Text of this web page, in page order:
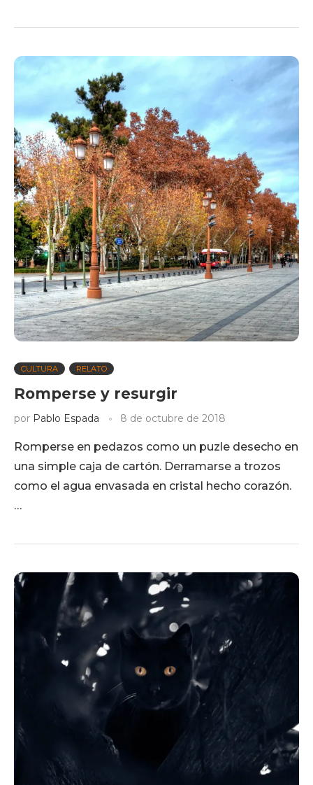
CULTURA RELATO
Romperse y resurgir
por Pablo Espada 8 de octubre de 2018
Romperse en pedazos como un puzle desecho en
una simple caja de cartón. Derramarse a trozos
como el agua envasada en cristal hecho corazón.
…